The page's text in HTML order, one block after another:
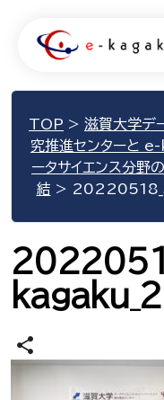
TOP > 滋賀大学デ
究推進センターと
ータサイエンス分野
結 >
kagaku_2
share